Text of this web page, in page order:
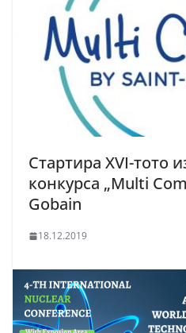
Стартира XVI-тото
конкурса „Multi
Gobain
18.12.2019